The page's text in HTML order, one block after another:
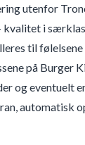
utenfor
i
til følelsene
på Burger
og eventuelt
automatisk